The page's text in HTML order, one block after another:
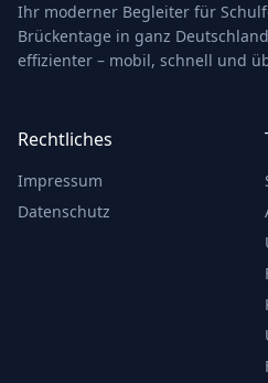
Ihr moderner Begleiter für
Brückentage in ganz
effizienter – mobil, schnell und
Rechtliches
Impressum
Datenschutz